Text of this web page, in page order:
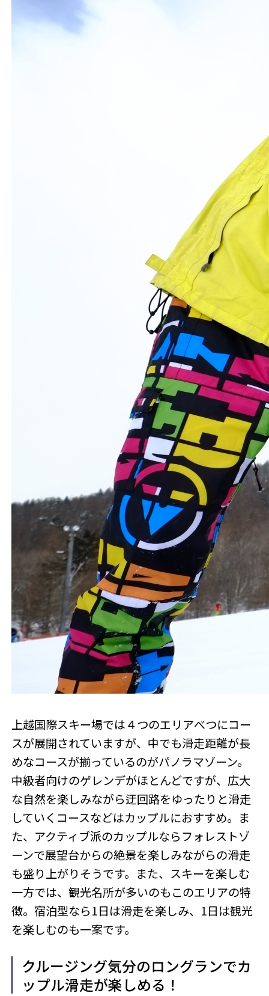
上越国際スキー場では４つのエリアべつにコー
スが展開されていますが、中でも滑走距離が長
めなコースが揃っているのがパノラマゾーン。
中級者向けのゲレンデがほとんどですが、広大
な自然を楽しみながら迂回路をゆったりと滑走
していくコースなどはカップルにおすすめ。ま
た、アクティブ派のカップルならフォレストゾ
ーンで展望台からの絶景を楽しみながらの滑走
も盛り上がりそうです。また、スキーを楽しむ
一方では、観光名所が多いのもこのエリアの特
徴。宿泊型なら1日は滑走を楽しみ、1日は観光
を楽しむのも一案です。
クルージング気分のロングランでカ
ップル滑走が楽しめる！